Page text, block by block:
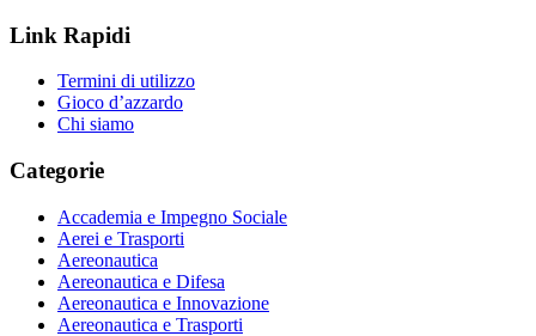
Link Rapidi
Termini di utilizzo
Gioco d’azzardo
Chi siamo
Categorie
Accademia e Impegno Sociale
Aerei e Trasporti
Aereonautica
Aereonautica e Difesa
Aereonautica e Innovazione
Aereonautica e Trasporti